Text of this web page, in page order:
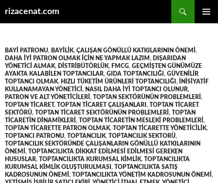
rizacenat.com
BAYI PATRONU, BAYILIK, ÇALIŞAN GÖNÜLLÜ KATKILARININ ÖNEMI ,
DAHA IYI PATRON OLMAK IÇIN NE YAPMAK LAZIM , DIŞARIDAN
YÖNETICI ALMAK, DISTRIBÜTÖRLÜK, FMCG, GEÇMIŞTEN GÜNÜMÜZE
AYAKTA KALABILEN TOPTANCILAR, GIDA TOPTANCILIĞI , GÜVENILIR
TOPTANCI OLMAK, HIZLI TÜKETIM ÜRÜNLERI TOPTANCILIĞI ,
INISIYATIF
KULLANAMAYAN YÖNETICI , NASIL DAHA IYI TOPTANCI OLUNUR,
PATRON VE ALT YÖNETICILERI , TOPTAN SEKTÖRÜNÜN PROBLEMLERI ,
TOPTAN TICARET, TOPTAN TICARET ÇALIŞANLARI , TOPTAN TICARET
SEKTÖRÜ, TOPTAN TICARET SEKTÖRÜNÜN PROBLEMLERI , TOPTAN
TICARETIN DINAMIKLERI , TOPTAN TICARETIN MESLEKI PROBLEMLERI ,
TOPTAN TICARETTE PATRON OLMAK, TOPTAN TICARETTE YÖNETICILIK,
TOPTANCI PATRONU, TOPTANCILIK, TOPTANCILIK SEKTORÜ,
TOPTANCILIK SEKTÖRÜNDE ÇALIŞANLARIN GÖNÜLLÜ KATKILARININ
ÖNEMI , TOPTANCILIKTA DIKKAT EDILMESI EDILMESI GEREKEN
HUSUSLAR, TOPTANCILIKTA KURUMSAL KIMLIK, TOPTANCILIKTA
KURUMSAL KIMLIK OLUŞTURULMASI , TOPTANCILIKTA SATIŞ
KADROSUNUN ÖNEMI , TOPTANCILIKTA YÖNETIM KADROSUNUN ÖNEMI ,